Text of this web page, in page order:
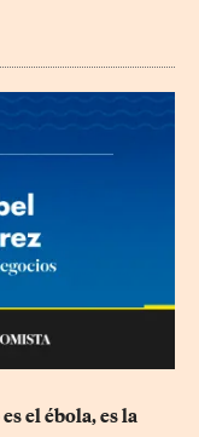
el ébola, es la